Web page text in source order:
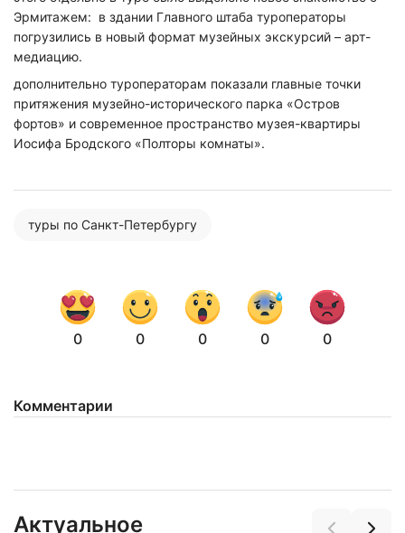
Эрмитажем: в здании Главного штаба туроператоры
погрузились в новый формат музейных экскурсий – арт-
медиацию.
дополнительно туроператорам показали главные точки
притяжения музейно-исторического парка «Остров
фортов» и современное пространство музея-квартиры
Иосифа Бродского «Полторы комнаты».
туры по Санкт-Петербургу
0 0 0 0 0
Комментарии
Актуальное